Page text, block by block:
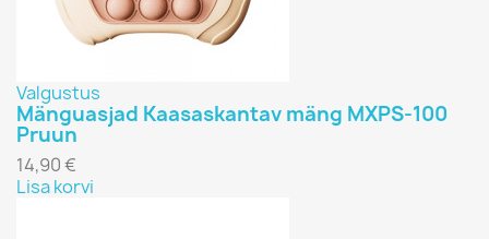
Valgustus
Mänguasjad Kaasaskantav mäng MXPS-100
Pruun
14,90 €
Lisa korvi